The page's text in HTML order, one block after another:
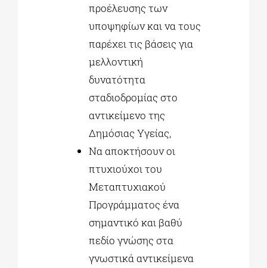
προέλευσης των
υποψηφίων και να τους
παρέχει τις βάσεις για
μελλοντική
δυνατότητα
σταδιοδρομίας στο
αντικείμενο της
Δημόσιας Υγείας,
Να αποκτήσουν οι
πτυχιούχοι του
Μεταπτυχιακού
Προγράμματος ένα
σημαντικό και βαθύ
πεδίο γνώσης στα
γνωστικά αντικείμενα